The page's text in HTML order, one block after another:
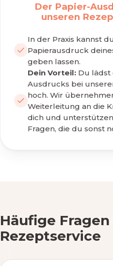
Der Papier-
unseren
In der Praxis kannst
Papierausdruck
geben lassen.
Dein Vorteil: Du lädst
Ausdrucks bei
hoch. Wir
Weiterleitung an die
dich und
Fragen, die du sonst
Häufige
Rezeptservice